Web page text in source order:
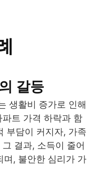
갈등
생활비 증가로 인해
트 가격 하락과 함
부담이 커지자, 가족
결과, 소득이 줄어
며, 불안한 심리가 가